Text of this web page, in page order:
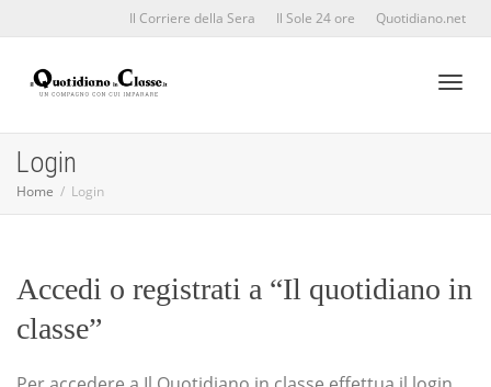
Il Corriere della Sera Il Sole 24 ore Quotidiano.net
Login
Home Login
Accedi o registrati a “Il quotidiano in
classe”